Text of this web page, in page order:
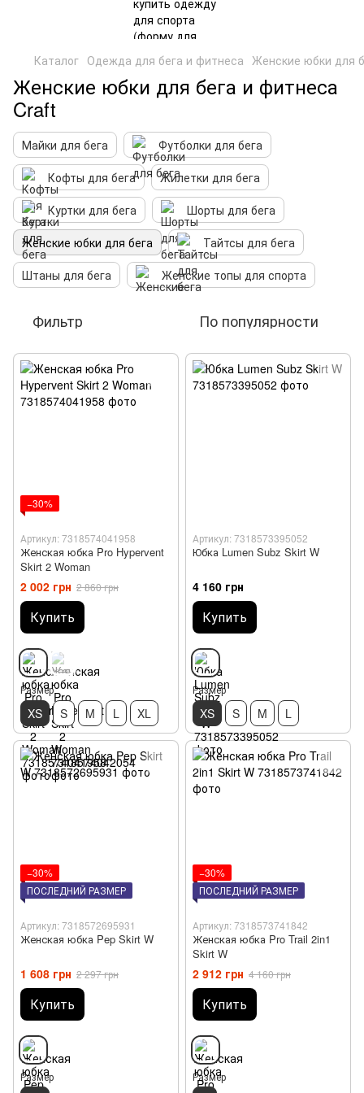
Каталог Одежда для бега и фитнеса Женские юбки для
Женские юбки для бега и фитнеса
Craft
Майки для бега
Футболки для бега
Кофты для бега
Жилетки для бега
Куртки для бега
Шорты для бега
Женские юбки для бега
Тайтсы для бега
Штаны для бега
Женские топы для спорта
Фильтр По популярности
−30%
Артикул: 7318574041958
Женская юбка Pro Hypervent
Skirt 2 Woman
2 002 грн 2 860 грн
Купить
Размер
XS S M L XL
Артикул: 7318573395052
Юбка Lumen Subz Skirt W
4 160 грн
Купить
Размер
XS S M L
−30%
ПОСЛЕДНИЙ РАЗМЕР
Артикул: 7318572695931
Женская юбка Pep Skirt W
1 608 грн 2 297 грн
Купить
Размер
−30%
ПОСЛЕДНИЙ РАЗМЕР
Артикул: 7318573741842
Женская юбка Pro Trail 2in1
Skirt W
2 912 грн 4 160 грн
Купить
Размер